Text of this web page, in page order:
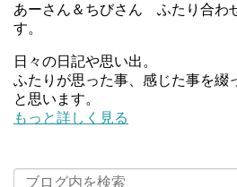
あーさん＆ちびさん ふたり合わ
す。
日々の日記や思い出。
ふたりが思った事、感じた事を綴
と思います。
もっと詳しく見る